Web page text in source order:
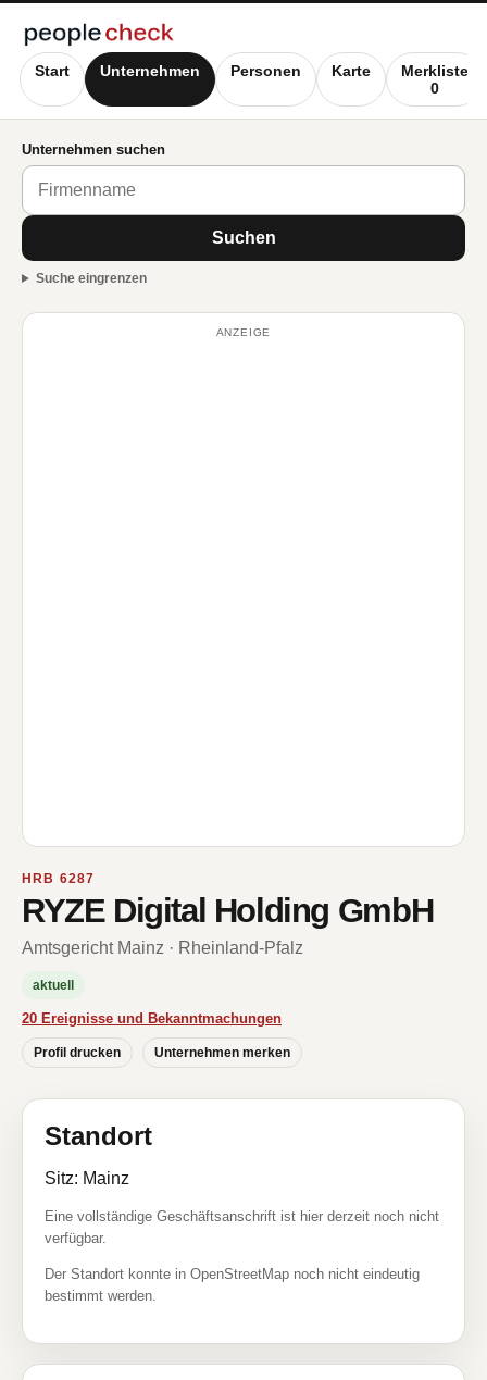
Start Unternehmen Personen Karte
Merkliste
0
Unternehmen suchen
Suchen
Suche eingrenzen
ANZEIGE
HRB 6287
RYZE Digital Holding GmbH
Amtsgericht Mainz · Rheinland-Pfalz
aktuell
20 Ereignisse und Bekanntmachungen
Profil drucken Unternehmen merken
Standort
Sitz: Mainz
Eine vollständige Geschäftsanschrift ist hier derzeit noch nicht
verfügbar.
Der Standort konnte in OpenStreetMap noch nicht eindeutig
bestimmt werden.